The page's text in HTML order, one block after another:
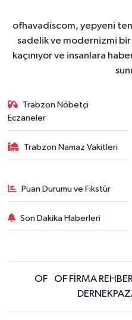
ofhavadiscom, yepyeni
sadelik ve modernizmi
kaçınıyor ve insanlara
Trabzon Nöbetçi
Eczaneler
Trabzon Namaz Vakitleri
Puan Durumu ve Fikstür
Son Dakika Haberleri
OF OF FİRMA